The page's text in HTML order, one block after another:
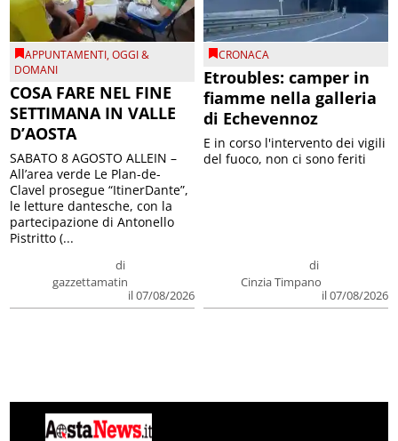
APPUNTAMENTI,OGGI &
DOMANI
COSA FARE NEL FINE
SETTIMANA IN VALLE
D’AOSTA
di
gazzettamatin
il 07/08/2026
SABATO 8 AGOSTO ALLEIN –
All’area verde Le Plan-de-
Clavel prosegue “ItinerDante”,
le letture dantesche, con la
partecipazione di Antonello
Pistritto (...
CRONACA
Etroubles: camper in
fiamme nella galleria
di Echevennoz
di
Cinzia Timpano
il 07/08/2026
E in corso l'intervento dei vigili
del fuoco, non ci sono feriti